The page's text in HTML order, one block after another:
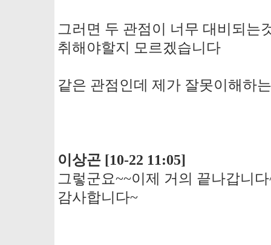
그러면 두 관점이 너무 대비되는
취해야할지 모르겠습니다
같은 관점인데 제가 잘못이해하
이상곤 [10-22 11:05]
그렇군요~~이제 거의 끝나갑니
감사합니다~